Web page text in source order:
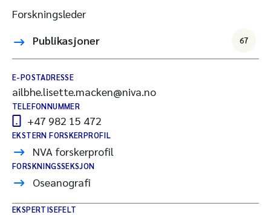
Forskningsleder
Publikasjoner
67
E-POSTADRESSE
ailbhe.lisette.macken@niva.no
TELEFONNUMMER
+47 982 15 472
EKSTERN FORSKERPROFIL
NVA forskerprofil
FORSKNINGSSEKSJON
Oseanografi
EKSPERTISEFELT